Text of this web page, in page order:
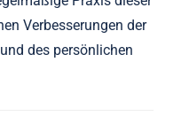
Verbesserungen der
des persönlichen